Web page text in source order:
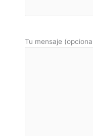
Tu mensaje